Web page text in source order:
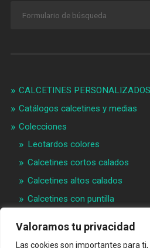
Valoramos tu privacidad
Las cookies son importantes para
CALCETINES PERSONALIZADOS
Catálogos calcetines y medias
Colecciones
Leotardos colores
Calcetines cortos calados
Calcetines altos calados
Calcetines con puntilla
Materias primeras